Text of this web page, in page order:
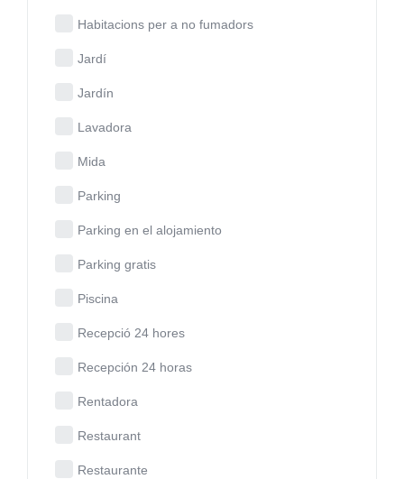
Habitacions per a no fumadors
Jardí
Jardín
Lavadora
Mida
Parking
Parking en el alojamiento
Parking gratis
Piscina
Recepció 24 hores
Recepción 24 horas
Rentadora
Restaurant
Restaurante